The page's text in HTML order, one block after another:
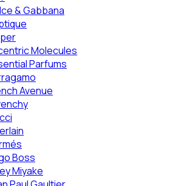
& Gabbana
Molecules
Parfums
Avenue
Boss
Miyake